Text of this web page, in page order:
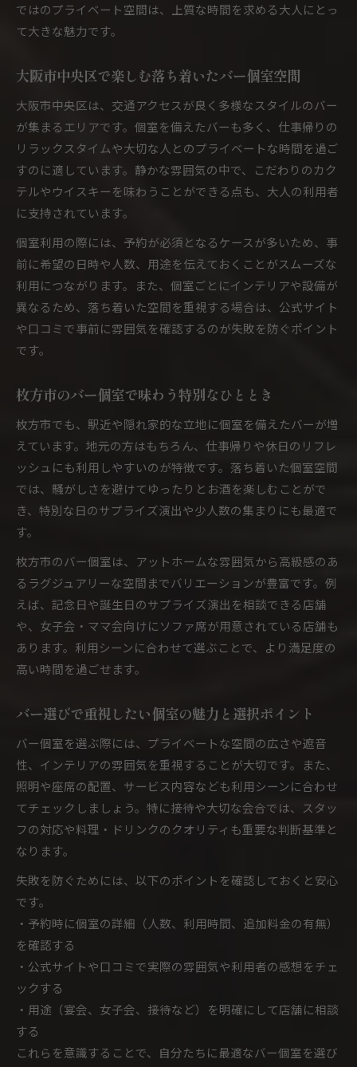
バー個室が大人に選ばれる理由を深掘り解説
大阪で人気のバー個室が持つ魅力とは何か
枚方市で注目されるバー個室の使い方と評判
バー個室で叶える非日常体験のポイントとは
落ち着いた雰囲気の個室バーで贅沢体験
バー個室で過ごす落ち着いた大人の贅沢な時間
大阪市中央区のバー個室で感じる上質な空間
枚方市で味わう贅沢なバー個室の特徴を紹介
大人の社交に最適なバー個室の雰囲気を楽しむ
バーの個室で叶う特別な時間の過ごし方を提案
シーン別に使い分けたい個室バーの魅力
バー個室が活躍するシーン別の活用例を紹介
デートや宴会で選びたいバー個室の魅力まとめ
大阪市中央区のバー個室で幅広い活用シーン
ではのプライベート空間は、上質な時間を求める大人にとっ
て大きな魅力です。
大阪市中央区で楽しむ落ち着いたバー個室空間
大阪市中央区は、交通アクセスが良く多様なスタイルのバー
が集まるエリアです。個室を備えたバーも多く、仕事帰りの
リラックスタイムや大切な人とのプライベートな時間を過ご
すのに適しています。静かな雰囲気の中で、こだわりのカク
テルやウイスキーを味わうことができる点も、大人の利用者
に支持されています。
個室利用の際には、予約が必須となるケースが多いため、事
前に希望の日時や人数、用途を伝えておくことがスムーズな
利用につながります。また、個室ごとにインテリアや設備が
異なるため、落ち着いた空間を重視する場合は、公式サイト
や口コミで事前に雰囲気を確認するのが失敗を防ぐポイント
です。
枚方市のバー個室で味わう特別なひととき
枚方市でも、駅近や隠れ家的な立地に個室を備えたバーが増
えています。地元の方はもちろん、仕事帰りや休日のリフレ
ッシュにも利用しやすいのが特徴です。落ち着いた個室空間
では、騒がしさを避けてゆったりとお酒を楽しむことがで
き、特別な日のサプライズ演出や少人数の集まりにも最適で
す。
枚方市のバー個室は、アットホームな雰囲気から高級感のあ
るラグジュアリーな空間までバリエーションが豊富です。例
えば、記念日や誕生日のサプライズ演出を相談できる店舗
や、女子会・ママ会向けにソファ席が用意されている店舗も
あります。利用シーンに合わせて選ぶことで、より満足度の
高い時間を過ごせます。
バー選びで重視したい個室の魅力と選択ポイント
バー個室を選ぶ際には、プライベートな空間の広さや遮音
性、インテリアの雰囲気を重視することが大切です。また、
照明や座席の配置、サービス内容なども利用シーンに合わせ
てチェックしましょう。特に接待や大切な会合では、スタッ
フの対応や料理・ドリンクのクオリティも重要な判断基準と
なります。
失敗を防ぐためには、以下のポイントを確認しておくと安心
です。
・予約時に個室の詳細（人数、利用時間、追加料金の有無）
を確認する
・公式サイトや口コミで実際の雰囲気や利用者の感想をチェ
ックする
・用途（宴会、女子会、接待など）を明確にして店舗に相談
する
これらを意識することで、自分たちに最適なバー個室を選び